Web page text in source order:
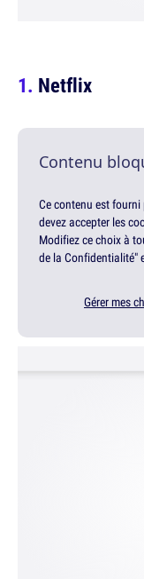
Netflix
Contenu
Ce contenu est
devez accepter les
Modifiez ce choix à
de la Confidentialité"
Gérer mes